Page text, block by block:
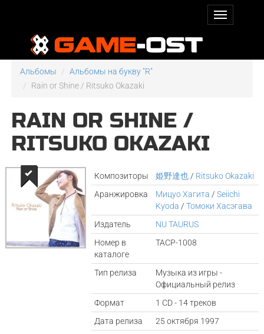
Альбомы
Альбомы на букву "R"
Rain or Shine / Ritsuko Okazaki
RAIN OR SHINE /
RITSUKO OKAZAKI
Композиторы 姫野達也 / Ritsuko Okazaki
Аранжировка
Мицуо Хагита /Seiichi
Kyoda /Томоки Хасэгава
Издатель
NU TAURUS
Номер в
каталоге
TACP-1008
Тип релиза
Музыка из игры -
Официальный релиз
Формат
1 CD - 14 треков
Дата релиза
25 октября 1997